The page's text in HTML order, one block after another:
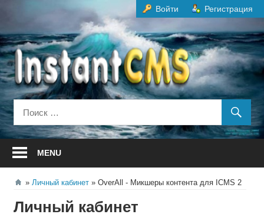
содержанию
Войти Регистрация
MENU
Личный кабинет OverAll - Микшеры контента для ICMS 2
Личный кабинет